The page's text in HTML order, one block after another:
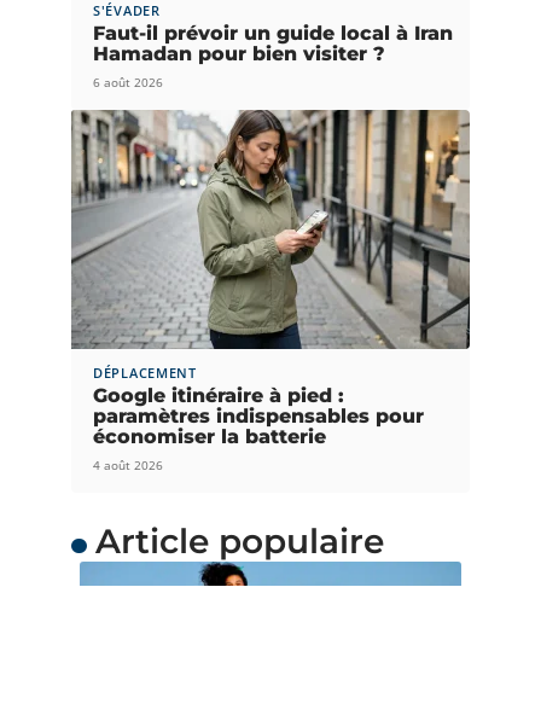
S'ÉVADER
Faut-il prévoir un guide local à Iran
Hamadan pour bien visiter ?
6 août 2026
DÉPLACEMENT
Google itinéraire à pied :
paramètres indispensables pour
économiser la batterie
4 août 2026
Article populaire